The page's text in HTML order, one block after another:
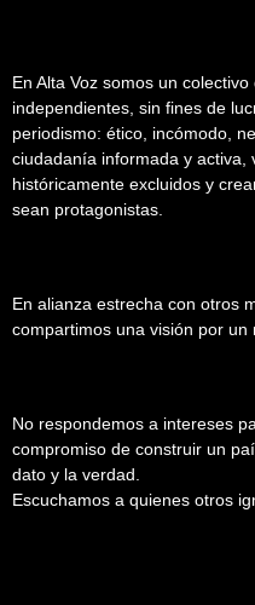
En Alta Voz somos un
independientes, sin fines de
periodismo: ético, incómodo,
ciudadanía informada y activa,
históricamente excluidos y
sean protagonistas.
En alianza estrecha con otros
compartimos una visión por
No respondemos a intereses
compromiso de construir un
dato y la verdad.
Escuchamos a quienes otros